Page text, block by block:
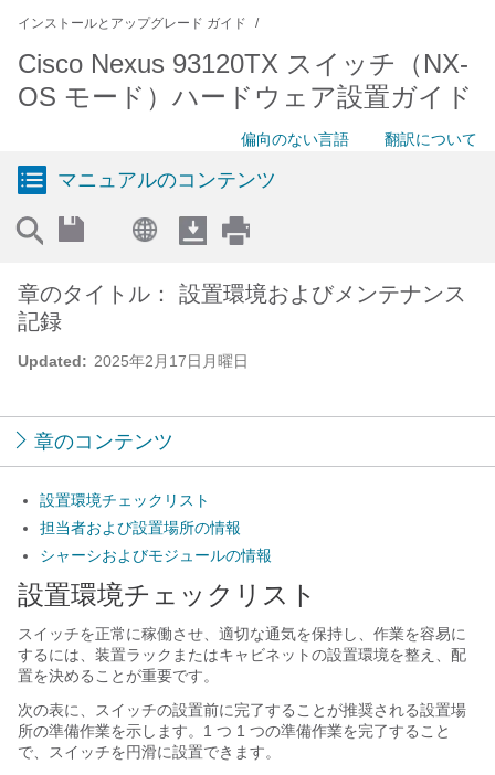
インストールとアップグレード ガイド
Cisco Nexus 93120TX スイッチ（NX-
OS モード）ハードウェア設置ガイド
偏向のない言語 翻訳について
マニュアルのコンテンツ
Updated: 2025年2月17日月曜日
章のタイトル： 設置環境およびメンテナンス
記録
章のコンテンツ
設置環境チェックリスト
担当者および設置場所の情報
シャーシおよびモジュールの情報
設置環境チェックリスト
スイッチを正常に稼働させ、適切な通気を保持し、作業を容易に
するには、装置ラックまたはキャビネットの設置環境を整え、配
置を決めることが重要です。
次の表に、スイッチの設置前に完了することが推奨される設置場
所の準備作業を示します。1 つ 1 つの準備作業を完了すること
で、スイッチを円滑に設置できます。